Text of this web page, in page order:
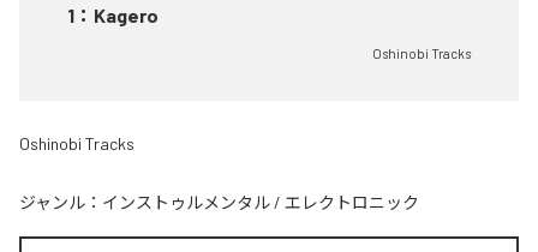
1 ： Kagero
Oshinobi Tracks
Oshinobi Tracks
ジャンル： インストゥルメンタル / エレクトロニック